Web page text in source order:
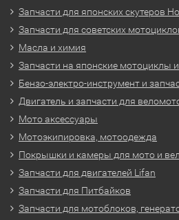
Запчасти для японских скутеров
Запчасти для советских
Масла и химия
Запчасти на японские мотоциклы
Бензо-электро-инструмент и
Двигатель и запчасти для
Мото аксессуары
Мотоэкипировка, мотоодежда
Покрышки и камеры для мото и
Запчасти для двигателей Lifan
Запчасти для Питбайков
Запчасти для мотоблоков,